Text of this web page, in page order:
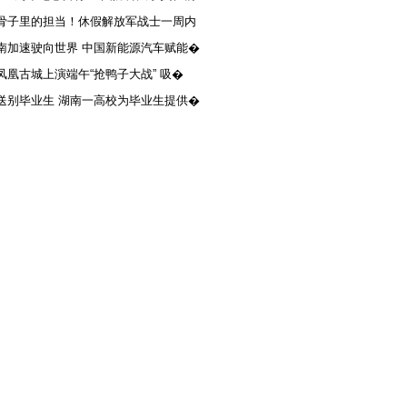
子里的担当！休假解放军战士一周内
加速驶向世界 中国新能源汽车赋能�
凰古城上演端午“抢鸭子大战” 吸�
别毕业生 湖南一高校为毕业生提供�